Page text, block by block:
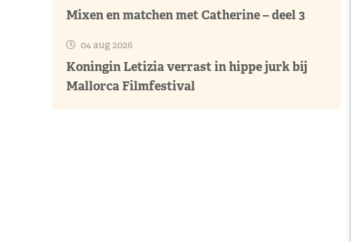
Mixen en matchen met Catherine – deel 3
04 aug 2026
Koningin Letizia verrast in hippe jurk bij
Mallorca Filmfestival